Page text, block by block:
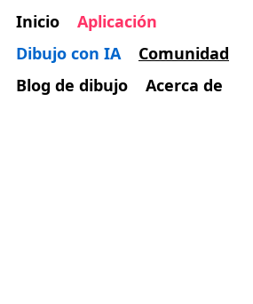
Inicio
Aplicación
Dibujo con IA
Comunidad
Blog de dibujo
Acerca de